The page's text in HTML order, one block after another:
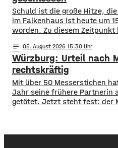
120 Menschen aus
Schuld ist die große Hitze,
im Falkenhaus ist heute um
worden. Zu diesem Zeitpunkt
vorzeitige Schließung
der Gesundheit der
Beschäftigten in der
notes 05. August 2026 15:30
Würzburg: Urteil nach
rechtskräftig
​​Mit über 50 Messerstichen
Jahr seine frühere Partnerin
getötet. Jetzt steht fest: der